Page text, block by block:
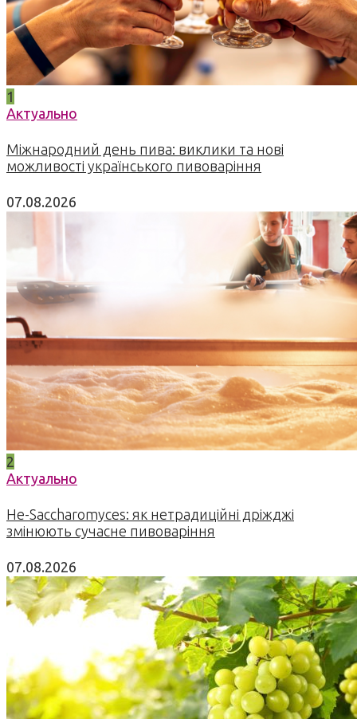
1
Актуально
Міжнародний день пива: виклики та нові
можливості українського пивоваріння
07.08.2026
2
Актуально
Не-Saccharomyces: як нетрадиційні дріжджі
змінюють сучасне пивоваріння
07.08.2026